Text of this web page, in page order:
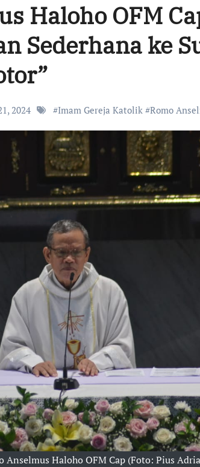
Haloho OFM
Sederhana ke
2024 #Imam Gereja Katolik #Romo
Anselmus Haloho OFM Cap (Foto: Pius